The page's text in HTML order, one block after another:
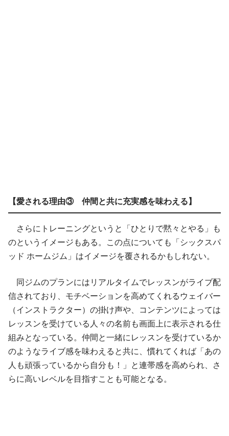
【愛される理由③ 仲間と共に充実感を味わえる】
さらにトレーニングというと「ひとりで黙々とやる」も
のというイメージもある。この点についても「シックスパ
ッド ホームジム」はイメージを覆されるかもしれない。
同ジムのプランにはリアルタイムでレッスンがライブ配
信されており、モチベーションを高めてくれるウェイバー
（インストラクター）の掛け声や、コンテンツによっては
レッスンを受けている人々の名前も画面上に表示される仕
組みとなっている。仲間と一緒にレッスンを受けているか
のようなライブ感を味わえると共に、慣れてくれば「あの
人も頑張っているから自分も！」と連帯感を高められ、さ
らに高いレベルを目指すことも可能となる。